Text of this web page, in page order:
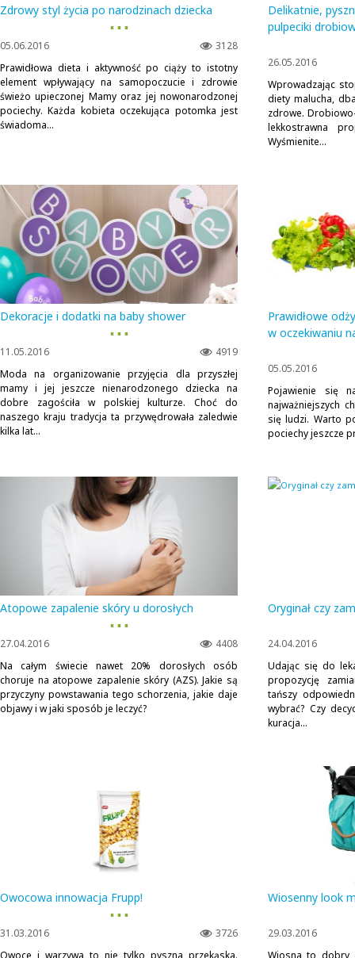
Zdrowy styl życia po narodzinach dziecka
▪ ▪ ▪
3128
05.06.2016
Prawidłowa dieta i aktywność po ciąży to istotny
element wpływający na samopoczucie i zdrowie
świeżo upieczonej Mamy oraz jej nowonarodzonej
pociechy. Każda kobieta oczekująca potomka jest
świadoma...
Delikatnie,
pulpeciki
26.05.2016
Wprowadzając
diety malucha,
zdrowe.
lekkostrawna
Wyśmienite...
Dekoracje i dodatki na baby shower
▪ ▪ ▪
4919
11.05.2016
Moda na organizowanie przyjęcia dla przyszłej
mamy i jej jeszcze nienarodzonego dziecka na
dobre zagościła w polskiej kulturze. Choć do
naszego kraju tradycja ta przywędrowała zaledwie
kilka lat...
Prawidłowe
w oczekiwaniu
05.05.2016
Pojawienie się
najważniejszych
się ludzi. Warto
pociechy jeszcze
Atopowe zapalenie skóry u dorosłych
▪ ▪ ▪
4408
27.04.2016
Na całym świecie nawet 20% dorosłych osób
choruje na atopowe zapalenie skóry (AZS). Jakie są
przyczyny powstawania tego schorzenia, jakie daje
objawy i w jaki sposób je leczyć?
Oryginał czy
24.04.2016
Udając się do
propozycję
tańszy
wybrać? Czy
kuracja...
Owocowa innowacja Frupp!
▪ ▪ ▪
3726
31.03.2016
Owoce i warzywa to nie tylko pyszna przekąska.
Wiosenny look
29.03.2016
Wiosna to dobry